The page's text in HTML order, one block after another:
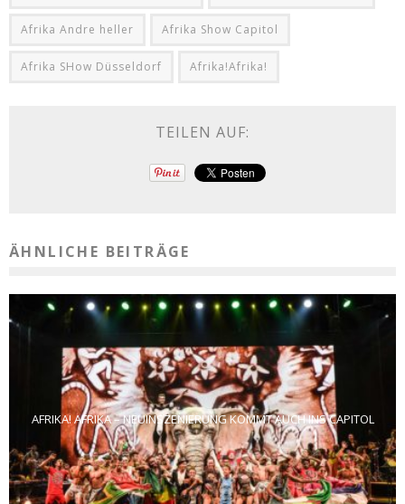
Afrika Andre heller Afrika Show Capitol
Afrika SHow Düsseldorf Afrika!Afrika!
TEILEN AUF:
ÄHNLICHE BEITRÄGE
AFRIKA! AFRIKA – NEUINSZENIERUNG KOMMT AUCH INS CAPITOL